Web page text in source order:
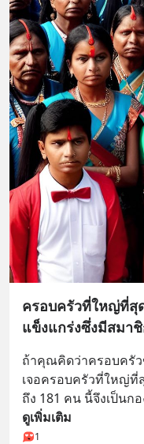
ครอบครัวที่ใหญ่ที่สุ
แข็งแกร่งซึ่งมีสมา
ถ้าคุณคิดว่าครอบครั
เจอครอบครัวที่ใหญ่ที่
ถึง 181 คน นี้จึงเป็นก
ดูเพิ่มเติม
1